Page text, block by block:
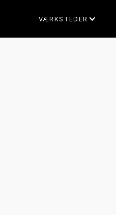
VÆRKSTEDER